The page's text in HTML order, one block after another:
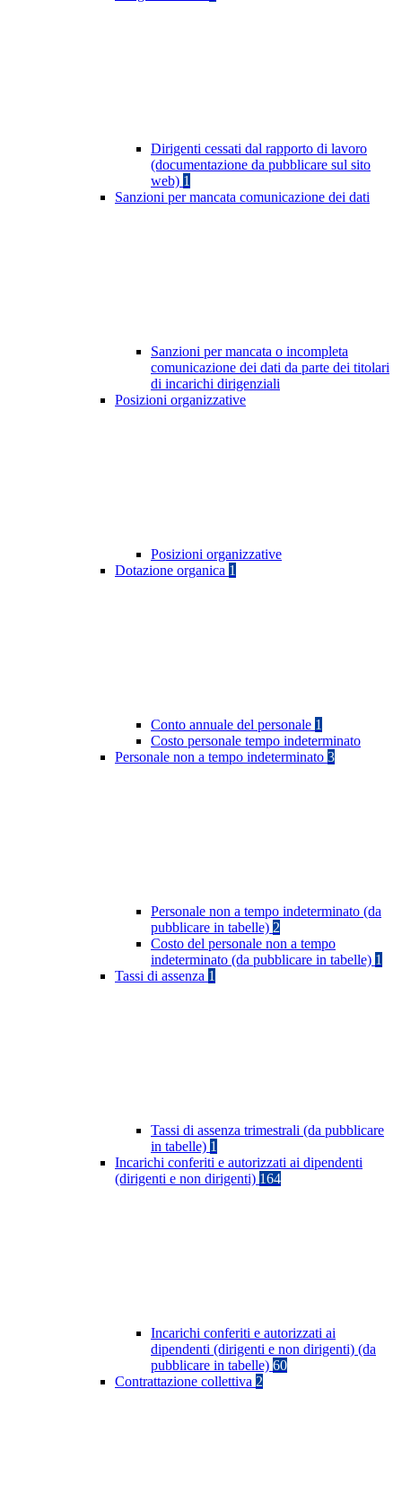
Dirigenti cessati dal rapporto di lavoro
(documentazione da pubblicare sul sito
web) 1
Sanzioni per mancata comunicazione dei dati
Sanzioni per mancata o incompleta
comunicazione dei dati da parte dei titolari
di incarichi dirigenziali
Posizioni organizzative
Posizioni organizzative
Dotazione organica 1
Conto annuale del personale 1
Costo personale tempo indeterminato
Personale non a tempo indeterminato 3
Personale non a tempo indeterminato (da
pubblicare in tabelle) 2
Costo del personale non a tempo
indeterminato (da pubblicare in tabelle) 1
Tassi di assenza 1
Tassi di assenza trimestrali (da pubblicare
in tabelle) 1
Incarichi conferiti e autorizzati ai dipendenti
(dirigenti e non dirigenti) 164
Incarichi conferiti e autorizzati ai
dipendenti (dirigenti e non dirigenti) (da
pubblicare in tabelle) 60
Contrattazione collettiva 2